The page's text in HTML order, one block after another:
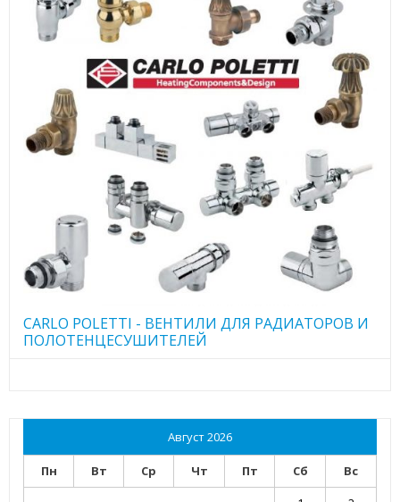
CARLO POLETTI - ВЕНТИЛИ ДЛЯ РАДИАТОРОВ И
ПОЛОТЕНЦЕСУШИТЕЛЕЙ
Август 2026
Пн Вт Ср Чт Пт Сб
Вс